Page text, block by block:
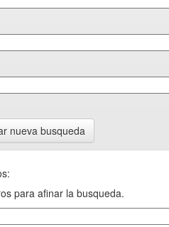
nueva busqueda
para afinar la busqueda.